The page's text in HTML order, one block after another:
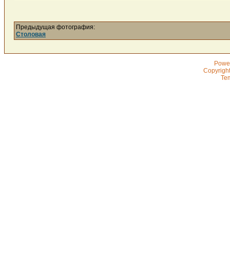
Предыдущая фотография:
Столовая